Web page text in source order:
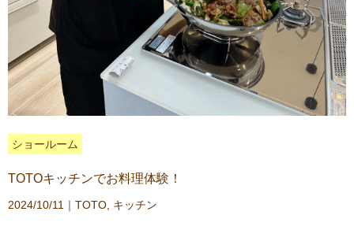
ショールーム
TOTOキッチンでお料理体験！
2024/10/11｜ TOTO, キッチン